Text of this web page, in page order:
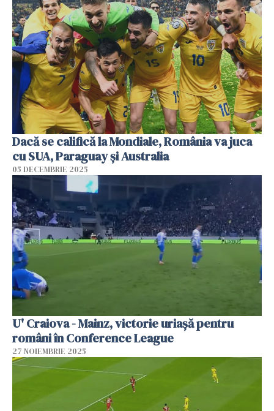
Dacă se califică la Mondiale, România va juca
cu SUA, Paraguay şi Australia
05 DECEMBRIE 2025
U' Craiova - Mainz, victorie uriașă pentru
români în Conference League
27 NOIEMBRIE 2025